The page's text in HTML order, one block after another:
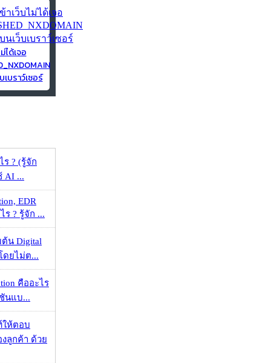
ได้เจอ
บราว์เซอร์
ร ? (รู้จัก
AI ...
EDR
ร ? รู้จัก ...
ต้น Digital
ดยไม่ต...
คืออะไร
นแบ...
ห้ตอบ
ลูกค้า ด้วย